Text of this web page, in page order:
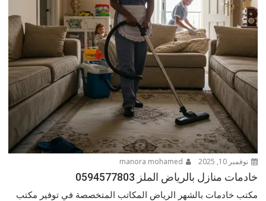
نوفمبر 10, 2025
خادمات منازل بالرياض الملز 0594577803
مكتب خادمات بالشهر الرياض المكاتب المتخصصة في توفير مكتب